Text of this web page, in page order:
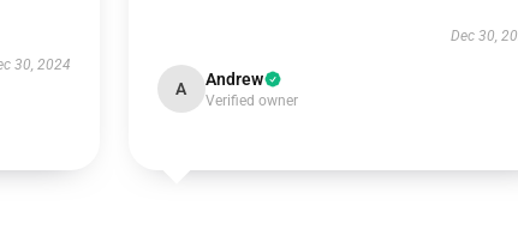
30, 2024
Dec 30,
A Andrew
Verified owner